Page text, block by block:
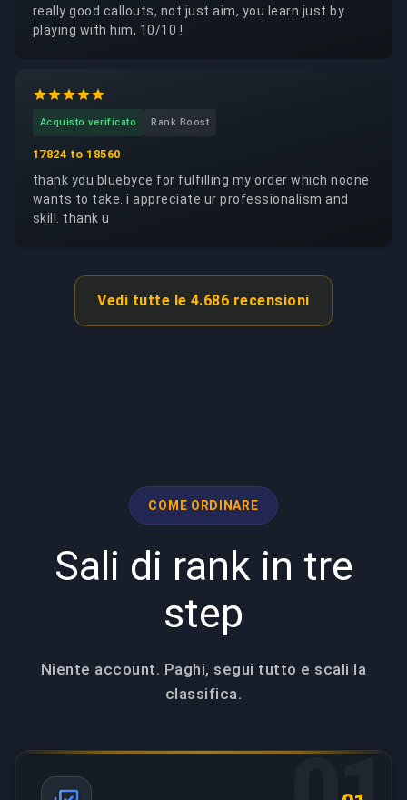
really good callouts, not just aim, you learn just by
playing with him, 10/10 !
Acquisto verificato Rank Boost
17824 to 18560
thank you bluebyce for fulfilling my order which noone
wants to take. i appreciate ur professionalism and
skill. thank u
Vedi tutte le 4.686 recensioni
COME ORDINARE
Sali di rank in tre
step
Niente account. Paghi, segui tutto e scali la
classifica.